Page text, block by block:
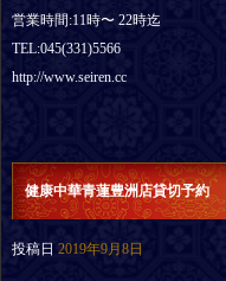
営業時間:11時〜 22時迄
TEL:045(331)5566
http://www.seiren.cc
健康中華青蓮豊洲店貸切予約
投稿日 2019年9月8日